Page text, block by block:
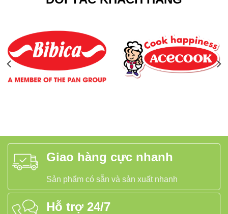
Giao hàng cực nhanh
Sản phẩm có sẵn và sản xuất nhanh
Hỗ trợ 24/7